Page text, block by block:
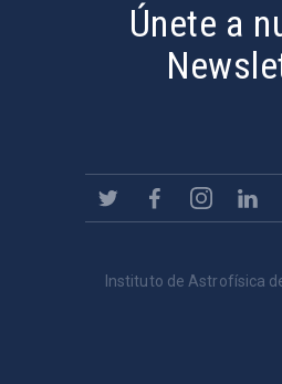
Únete a
Instituto de Astrofísica